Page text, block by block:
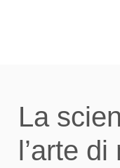
La
l’arte